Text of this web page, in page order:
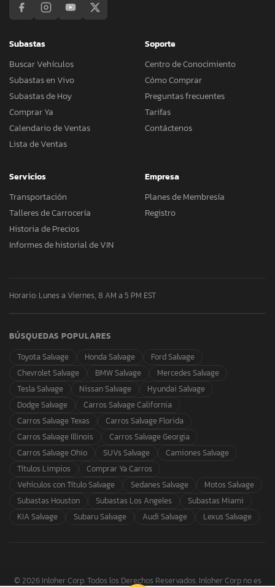
Subastas
Buscar Vehículos
Subastas en Vivo
Subastas de Hoy
Comprar Ya
Calendario de Ventas
Lista de Ventas
Soporte
Centro de Conocimiento
Cómo Comprar
Preguntas frecuentes
Tarifas
Contáctenos
Servicios
Transportación
Talleres de Carrocería
Historia de Precios
Informes de historial de VIN
Empresa
Planes de Membresía
Registro
Horario: Lunes a Viernes, 8 AM a 5 PM EST
BÚSQUEDAS POPULARES
Toyota Salvage
Honda Salvage
Ford Salvage
Chevrolet Salvage
BMW Salvage
Mercedes Salvage
Tesla Salvage
Nissan Salvage
Hyundai Salvage
Dodge Salvage
Carros Salvage California
Carros Salvage Texas
Carros Salvage Florida
Carros Salvage Illinois
Carros Salvage Georgia
Carros Salvage Ohio
SUVs Salvage
Camiones Salvage
Títulos Limpios
Comprar Ya Carros
Vehículos con Título Salvage
Sedanes Salvage
Motos Salvage
Subastas Houston
Subastas Los Angeles
Subastas Miami
KIA Salvage
Subaru Salvage Audi Salvage Lexus Salvage
© 2026 Inloher Corp. Todos los Derechos Reservados. Inloher Corp no es